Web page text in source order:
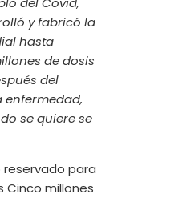
y fabricó la
hasta
de dosis
del
enfermedad,
se quiere se
reservado para
Cinco millones